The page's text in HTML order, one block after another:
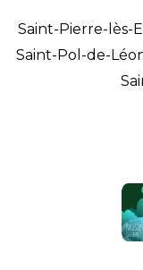
Saint-Pierre-lès-
Saint-Pol-de-